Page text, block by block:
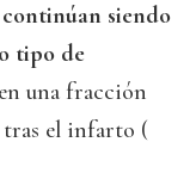
siendo
tipo de
una fracción
el infarto (